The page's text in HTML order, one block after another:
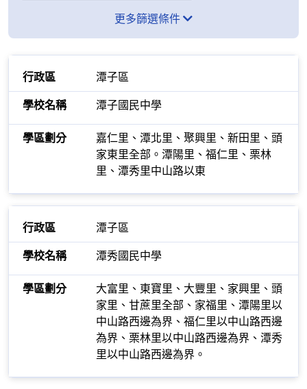
更多篩選條件
潭子區
潭子國民中學
嘉仁里、潭北里、聚興里、新田里、頭
家東里全部。潭陽里、福仁里、栗林
里、潭秀里中山路以東
潭子區
潭秀國民中學
大富里、東寶里、大豐里、家興里、頭
家里、甘蔗里全部、家福里、潭陽里以
中山路西邊為界、福仁里以中山路西邊
為界、栗林里以中山路西邊為界、潭秀
里以中山路西邊為界。